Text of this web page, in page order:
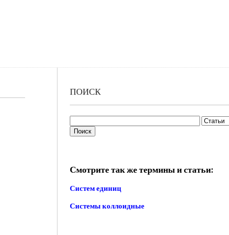
ПОИСК
Смотрите так же термины и статьи:
Систем единиц
Системы коллоидные